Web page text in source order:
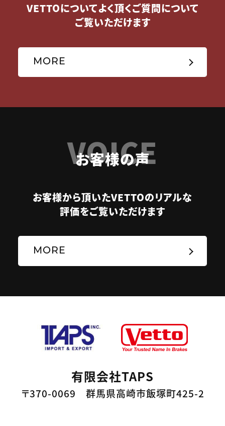
VETTOについてよく頂くご質問について
ご覧いただけます
MORE
VOICE
お客様の声
お客様から頂いたVETTOのリアルな
評価をご覧いただけます
MORE
有限会社TAPS
〒370-0069 群馬県高崎市飯塚町425-2